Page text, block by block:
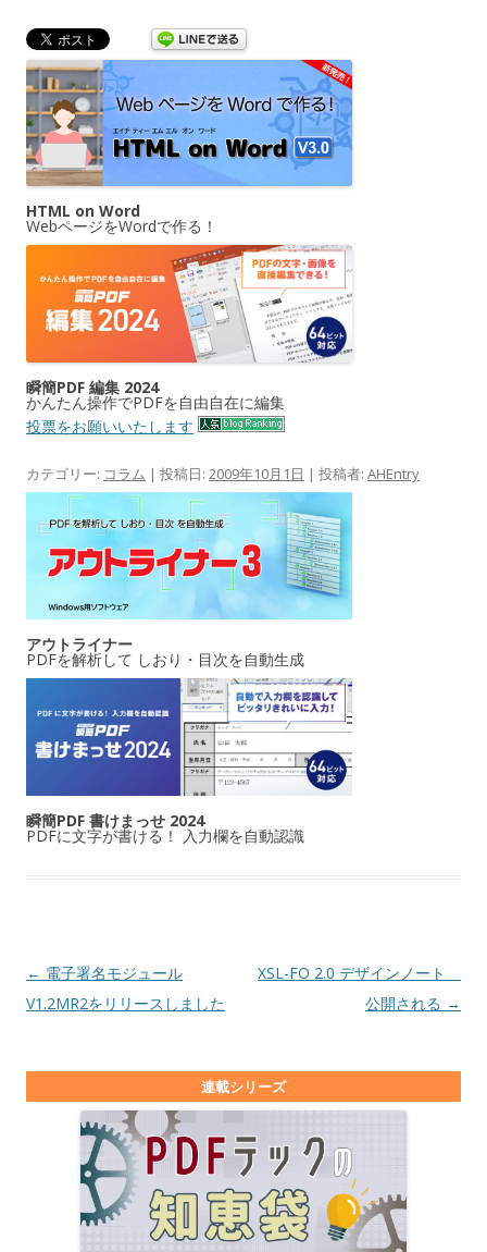
HTML on Word
WebページをWordで作る！
瞬簡PDF 編集 2024
かんたん操作でPDFを自由自在に編集
投票をお願いいたします
カテゴリー: コラム | 投稿日: 2009年10月1日 | 投稿者: AHEntry
アウトライナー
PDFを解析して しおり・目次を自動生成
瞬簡PDF 書けまっせ 2024
PDFに文字が書ける！ 入力欄を自動認識
投稿ナビゲーション
← 電子署名モジュール
V1.2MR2をリリースしました
XSL-FO 2.0 デザインノート
公開される →
連載シリーズ